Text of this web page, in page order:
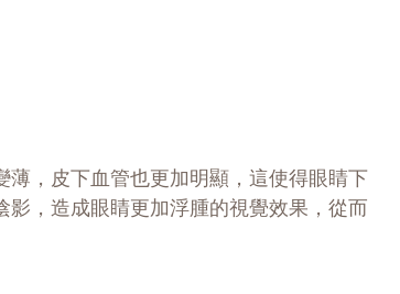
，皮下血管也更加明顯，這使得眼睛下
，造成眼睛更加浮腫的視覺效果，從而